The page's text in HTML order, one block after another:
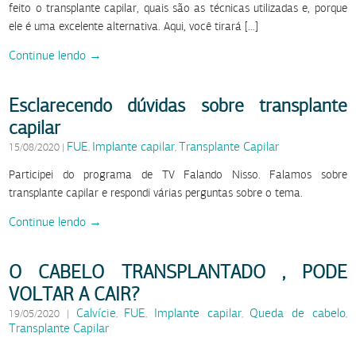
feito o transplante capilar, quais são as técnicas utilizadas e, porque
ele é uma excelente alternativa. Aqui, você tirará […]
Continue lendo →
Esclarecendo dúvidas sobre transplante
capilar
15/08/2020 | FUE, Implante capilar, Transplante Capilar
Participei do programa de TV Falando Nisso. Falamos sobre
transplante capilar e respondi várias perguntas sobre o tema.
Continue lendo →
O CABELO TRANSPLANTADO , PODE
VOLTAR A CAIR?
19/05/2020 | Calvície, FUE, Implante capilar, Queda de cabelo,
Transplante Capilar